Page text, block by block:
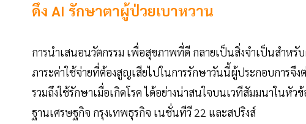
ดึง AI รักษาตาผู้ป่วยเบาหวาน
การนำเสนอนวัตกรรม เพื่อสุขภาพที่ดี กลายเป็นสิ่งจำเป็นสำหรั
ภาระค่าใช้จ่ายที่ต้องสูญเสียไปในการรักษาวันนี้ผู้ประกอบการ
รวมถึงใช้รักษาเมื่อเกิดโรค ได้อย่างน่าสนใจบนเวทีสัมมนาในหัวข้
ฐานเศรษฐกิจ กรุงเทพธุรกิจ เนชั่นทีวี 22 และสปริงส์